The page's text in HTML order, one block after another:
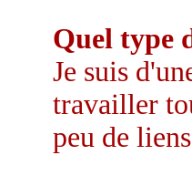
Quel type
Je suis
travailler
peu de